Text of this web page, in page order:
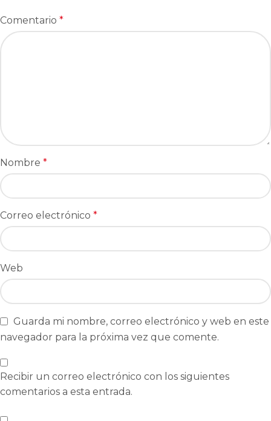
Comentario *
Nombre *
Correo electrónico *
Web
Guarda mi nombre, correo electrónico y web en este
navegador para la próxima vez que comente.
Recibir un correo electrónico con los siguientes
comentarios a esta entrada.